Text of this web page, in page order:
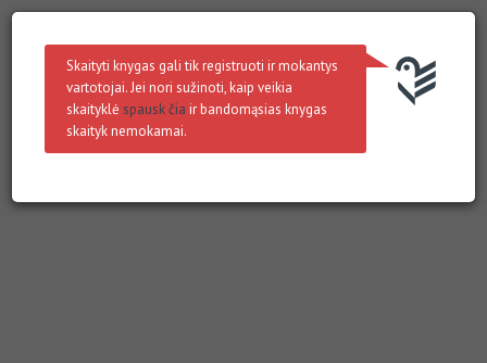
Skaityti knygas gali tik registruoti ir mokantys
vartotojai. Jei nori sužinoti, kaip veikia
skaityklė spausk čia ir bandomąsias knygas
skaityk nemokamai.